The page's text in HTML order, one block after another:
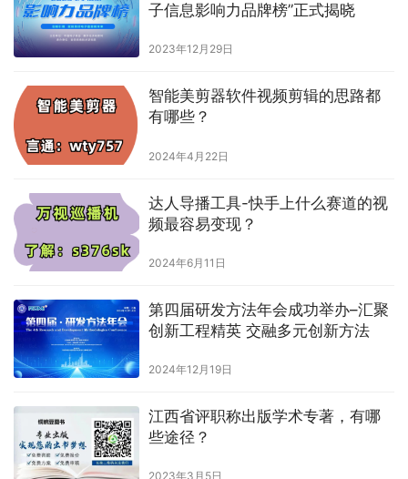
子信息影响力品牌榜”正式揭晓
2023年12月29日
智能美剪器软件视频剪辑的思路都
有哪些？
2024年4月22日
达人导播工具-快手上什么赛道的视
频最容易变现？
2024年6月11日
第四届研发方法年会成功举办–汇聚
创新工程精英 交融多元创新方法
2024年12月19日
江西省评职称出版学术专著，有哪
些途径？
2023年3月5日